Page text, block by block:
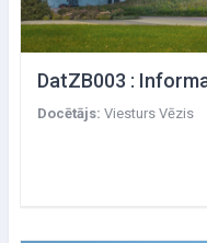
Docētājs: Viesturs Vēzis